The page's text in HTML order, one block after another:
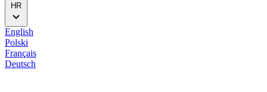
HR
English
Polski
Français
Deutsch